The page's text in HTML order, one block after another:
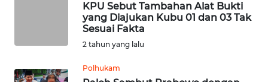
KPU Sebut Tambahan Alat Bukti
yang Diajukan Kubu 01 dan 03 Tak
Sesuai Fakta
2 tahun yang lalu
Polhukam
BARAT